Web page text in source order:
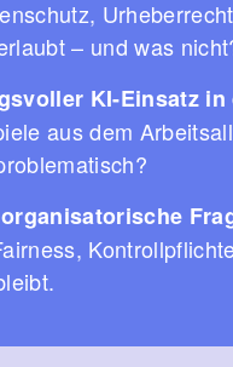
– und was
KI-Einsatz in
aus dem